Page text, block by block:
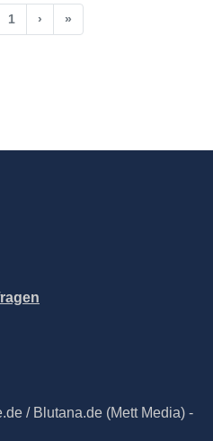
1 › »
/ Blutana.de (Mett Media) -